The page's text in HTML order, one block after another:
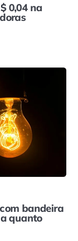
0,04 na
bandeira
quanto